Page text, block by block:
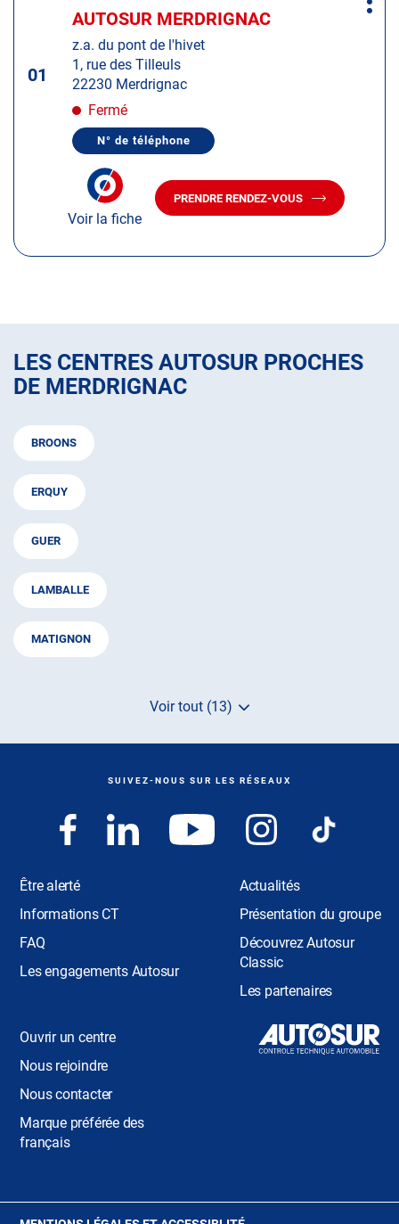
ENTRÉE
informations
01
Centre
AUTOSUR MERDRIGNAC
z.a. du pont de l'hivet
1, rue des Tilleuls
22230 Merdrignac
Fermé
N° de téléphone
AFFICHER
TÉLÉPHONE
MERDRIGNAC
Voir la fiche
PRENDRE RENDEZ-VOUS
AVEC
Plus
LES CENTRES AUTOSUR PROCHES
DE MERDRIGNAC
BROONS
ERQUY
GUER
LAMBALLE
MATIGNON
Voir tout (13)
de
de
de
SUIVEZ-NOUS SUR LES RÉSEAUX
Être alerté
Informations CT
FAQ
Les engagements Autosur
Actualités
Présentation du groupe
Découvrez Autosur
Classic
Les partenaires
Ouvrir un centre
Nous rejoindre
Nous contacter
Marque préférée des
français